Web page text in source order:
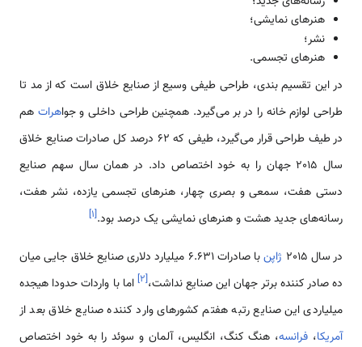
هنرهای نمایشی؛
نشر؛
هنرهای تجسمی.
در این تقسیم بندی، طراحی طیفی وسیع از صنایع خلاق است که از مد تا
طراحی لوازم خانه را در بر می‌گیرد. همچنین طراحی داخلی و جواهرات هم
در طیف طراحی قرار می‌گیرد، طیفی که 62 درصد کل صادرات صنایع خلاق
سال 2015 جهان را به خود اختصاص داد. در همان سال سهم صنایع
دستی هفت، سمعی و بصری چهار، هنرهای تجسمی یازده، نشر هفت،
رسانه‌های جدید هشت و هنرهای نمایشی یک درصد بود.[۱]
در سال 2015 ژاپن
با صادرات 6.631 میلیارد دلاری صنایع خلاق جایی میان
ده صادر کننده برتر جهان این صنایع نداشت،[۲] اما با واردات حدودا هیجده
میلیاردی این صنایع رتبه هفتم کشورهای وارد کننده صنایع خلاق بعد از
آمریکا، فرانسه، هنگ کنگ، انگلیس، آلمان و سوئد را به خود اختصاص